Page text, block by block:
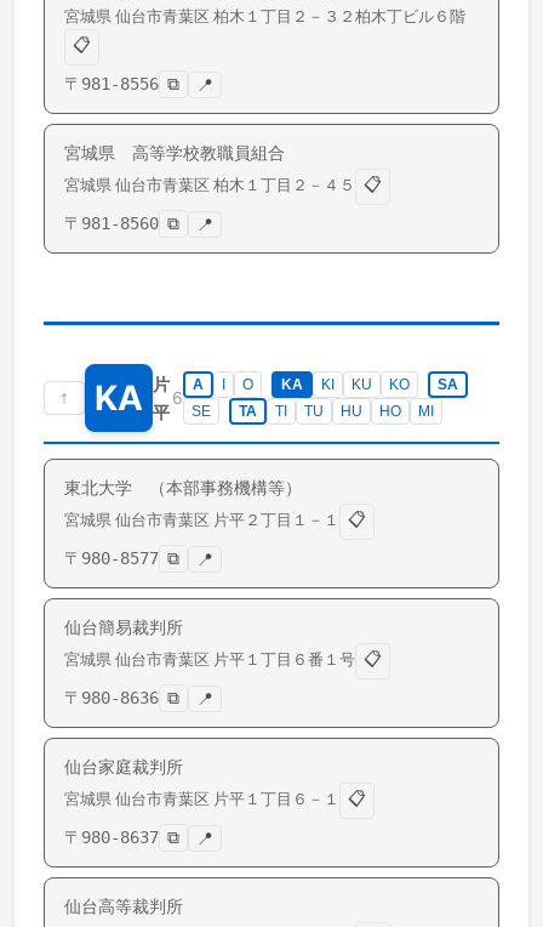
宮城県 仙台市青葉区 柏木 １丁目２－３２柏木丁ビル６階
📋
〒 981-8556 ⧉ 📍
宮城県 高等学校教職員組合
宮城県 仙台市青葉区 柏木 １丁目２－４５
📋
〒 981-8560 ⧉ 📍
↑ KA 片
平
6
A O KA KI KU KO
SA
SE
TA TI TU HU HO MI
東北大学 （本部事務機構等）
宮城県 仙台市青葉区 片平 ２丁目１－１
📋
〒 980-8577 ⧉ 📍
仙台簡易裁判所
宮城県 仙台市青葉区 片平 １丁目６番１号 📋
〒 980-8636 ⧉ 📍
仙台家庭裁判所
宮城県 仙台市青葉区 片平 １丁目６－１
📋
〒 980-8637 ⧉ 📍
仙台高等裁判所